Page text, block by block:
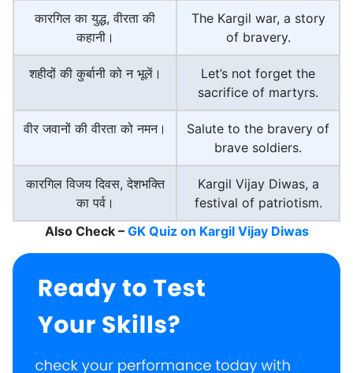
कारगिल का युद्ध, वीरता की
कहानी।
The Kargil war, a story
of bravery.
शहीदों की कुर्बानी को न भूलें।
Let’s not forget the
sacrifice of martyrs.
वीर जवानों की वीरता को नमन।
Salute to the bravery of
brave soldiers.
कारगिल विजय दिवस, देशभक्ति
का पर्व।
Kargil Vijay Diwas, a
festival of patriotism.
Also Check – GK Quiz on Kargil Vijay Diwas